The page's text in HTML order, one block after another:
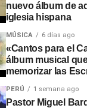
nuevo álbum de
iglesia hispana
MÚSICA 6 días ago
«Cantos para el
álbum musical
memorizar las
PERÚ 1 semana ago
Pastor Miguel